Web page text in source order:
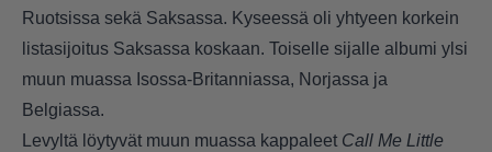
Ruotsissa sekä Saksassa. Kyseessä oli yhtyeen korkein
listasijoitus Saksassa koskaan. Toiselle sijalle albumi ylsi
muun muassa Isossa-Britanniassa, Norjassa ja
Belgiassa.
Levyltä löytyvät muun muassa kappaleet Call Me Little